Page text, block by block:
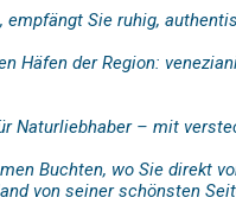
Sie ruhig,
Häfen der Region:
Naturliebhaber – mit
Buchten, wo Sie direkt
von seiner schönsten